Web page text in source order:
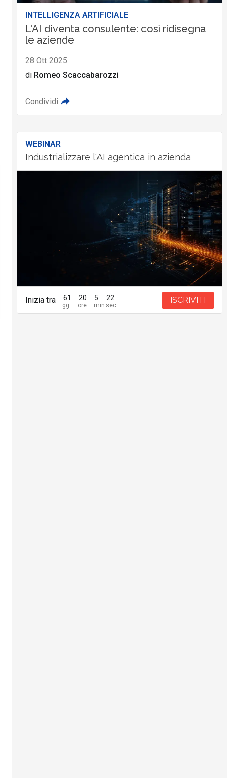
INTELLIGENZA ARTIFICIALE
L'AI diventa consulente: così ridisegna
le aziende
28 Ott 2025
di Romeo Scaccabarozzi
Condividi
WEBINAR
Industrializzare l'AI agentica in azienda
Inizia tra 61 20 5 20 ISCRIVITI